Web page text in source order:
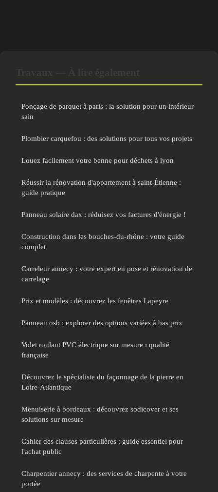
Ponçage de parquet à paris : la solution pour un intérieur
sain
Plombier carquefou : des solutions pour tous vos projets
Louez facilement votre benne pour déchets à lyon
Réussir la rénovation d'appartement à saint-Étienne :
guide pratique
Panneau solaire dax : réduisez vos factures d'énergie !
Construction dans les bouches-du-rhône : votre guide
complet
Carreleur annecy : votre expert en pose et rénovation de
carrelage
Prix et modèles : découvrez les fenêtres Lapeyre
Panneau osb : explorer des options variées à bas prix
Volet roulant PVC électrique sur mesure : qualité
française
Découvrez le spécialiste du façonnage de la pierre en
Loire-Atlantique
Menuiserie à bordeaux : découvrez sodicover et ses
solutions sur mesure
Cahier des clauses particulières : guide essentiel pour
l'achat public
Charpentier annecy : des services de charpente à votre
portée